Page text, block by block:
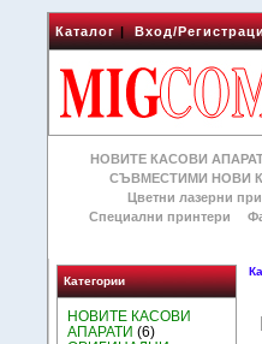
Каталог|Вход/
НОВИТЕ КАСОВИ
СЪВМЕСТИМИ НОВИ
Цветни лазерни
Специални принтери
Категории
НОВИТЕ КАСОВИ
АПАРАТИ (6)